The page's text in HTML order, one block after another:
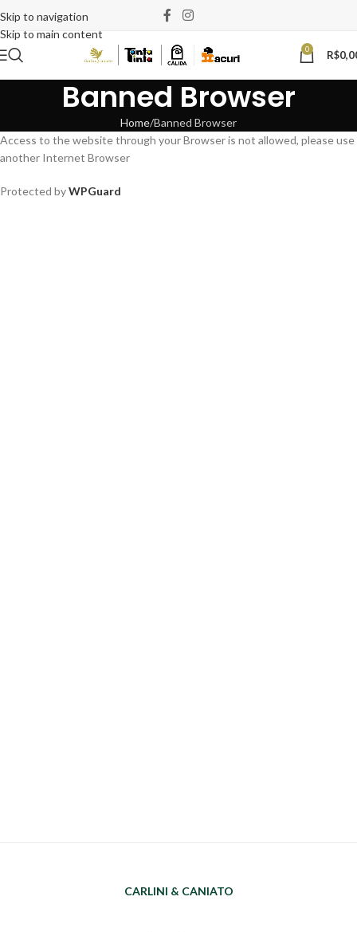
Skip to navigation
Skip to main content
0 R$
Banned Browser
Home Banned Browser
Access to the website through your Browser is not allowed, please use
another Internet Browser
Protected byWPGuard
CARLINI & CANIATO